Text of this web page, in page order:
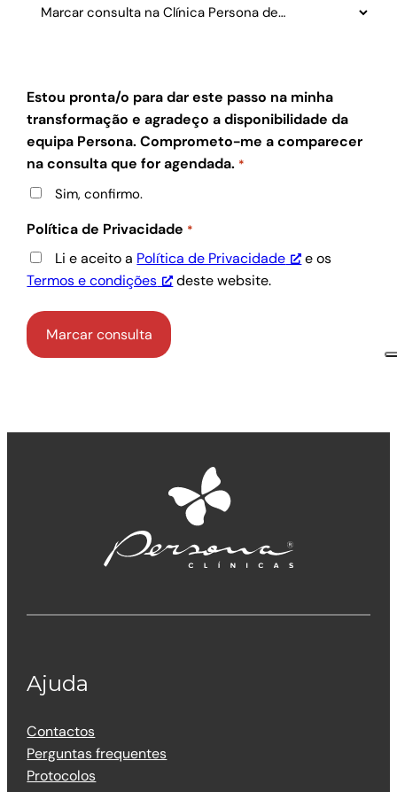
Estou pronta/o para dar este passo na minha
transformação e agradeço a disponibilidade da
equipa Persona. Comprometo-me a comparecer
na consulta que for agendada. *
Sim, confirmo.
Política de Privacidade *
Li e aceito a Política de Privacidade
e os
Termos e condições
deste website.
Ajuda
Contactos
Perguntas frequentes
Protocolos